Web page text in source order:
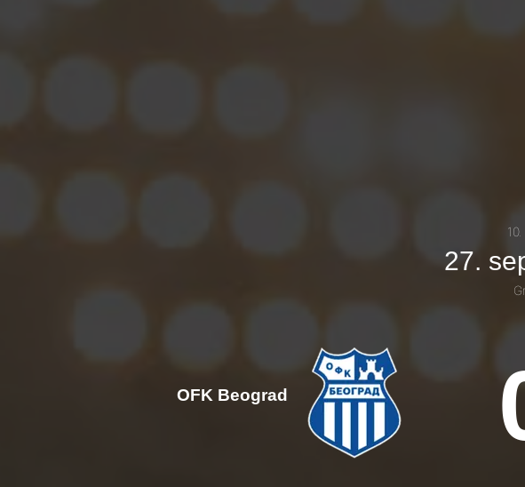
27.
OFK Beograd